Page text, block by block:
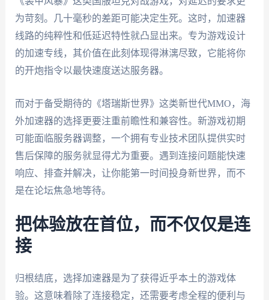
为苛刻。几十毫秒的差距可能决定生死。这时，加速器
线路的纯粹性和低延迟特性就凸显出来。专为游戏设计
的加速专线，其价值在此刻体现得淋漓尽致，它能将你
的开炮指令以最快速度送达服务器。
而对于备受期待的《塔瑞斯世界》这类新世代MMO，海
外加速器的选择更要注重前瞻性和兼容性。新游戏初期
可能面临服务器调整，一个拥有专业技术团队提供实时
售后保障的服务就显得尤为重要。遇到连接问题能快速
响应、排查并解决，让你能第一时间投身新世界，而不
是在论坛焦急地等待。
把体验放在首位，而不仅仅是连
接
归根结底，选择加速器是为了获得近乎本土的游戏体
验。这意味着除了连接稳定，还需要考虑全程的便利与